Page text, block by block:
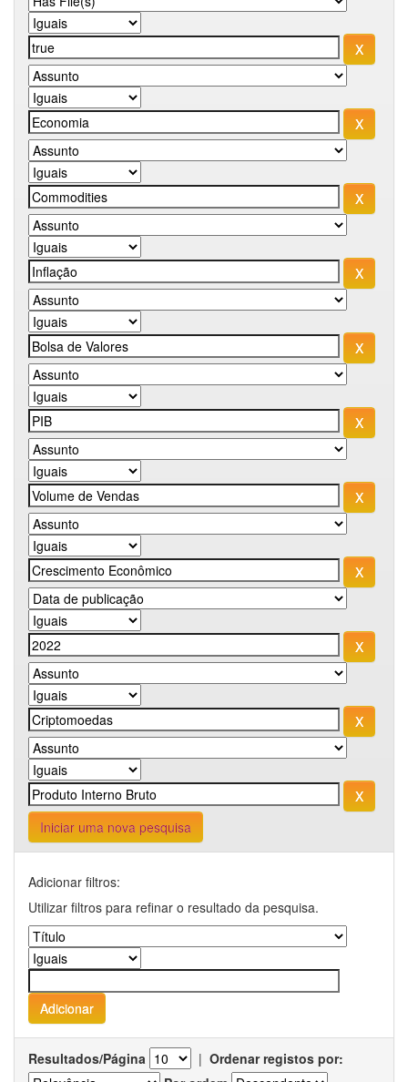
Iniciar uma nova pesquisa
Adicionar filtros:
Utilizar filtros para refinar o resultado da pesquisa.
Resultados/Página | Ordenar registos por: